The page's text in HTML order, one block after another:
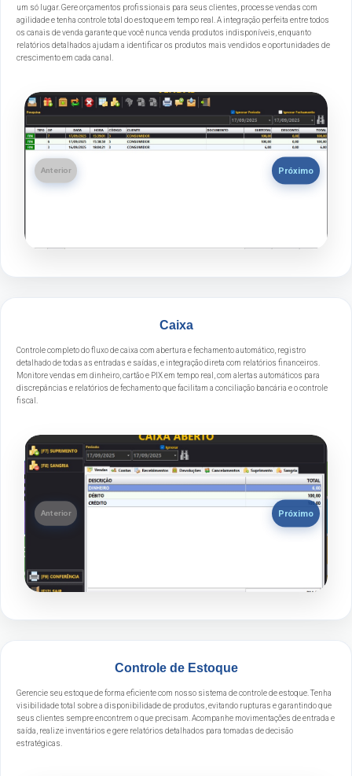
um só lugar. Gere orçamentos profissionais para seus clientes, processe vendas com
agilidade e tenha controle total do estoque em tempo real. A integração perfeita entre todos
os canais de venda garante que você nunca venda produtos indisponíveis, enquanto
relatórios detalhados ajudam a identificar os produtos mais vendidos e oportunidades de
crescimento em cada canal.
Anterior Próximo
Caixa
Controle completo do fluxo de caixa com abertura e fechamento automático, registro
detalhado de todas as entradas e saídas, e integração direta com relatórios financeiros.
Monitore vendas em dinheiro, cartão e PIX em tempo real, com alertas automáticos para
discrepâncias e relatórios de fechamento que facilitam a conciliação bancária e o controle
fiscal.
Anterior Próximo
Controle de Estoque
Gerencie seu estoque de forma eficiente com nosso sistema de controle de estoque. Tenha
visibilidade total sobre a disponibilidade de produtos, evitando rupturas e garantindo que
seus clientes sempre encontrem o que precisam. Acompanhe movimentações de entrada e
saída, realize inventários e gere relatórios detalhados para tomadas de decisão
estratégicas.